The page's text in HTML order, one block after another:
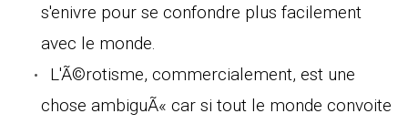
s'enivre pour se confondre plus facilement
avec le monde.
L'Ã©rotisme, commercialement, est une
chose ambiguÃ« car si tout le monde convoite